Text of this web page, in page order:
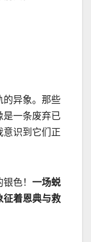
的异象。那些
是一条废弃已
意识到它们正
色！ 一场蜕
征着恩典与救